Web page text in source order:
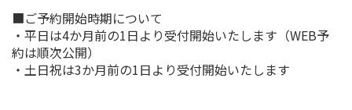
■ご予約開始時期について
・平日は4か月前の1日より受付開始いたします（WEB予
約は順次公開）
・土日祝は3か月前の1日より受付開始いたします